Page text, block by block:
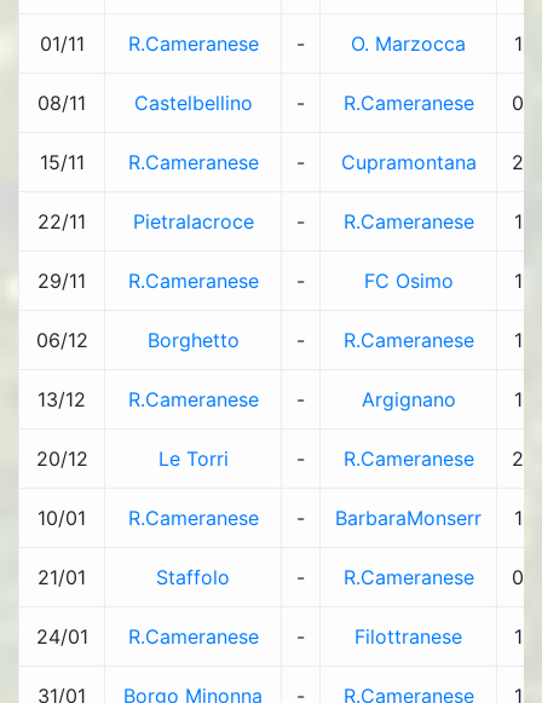
01/11 R.Cameranese - O. Marzocca 1
08/11 Castelbellino - R.Cameranese 0
15/11 R.Cameranese - Cupramontana 2
22/11 Pietralacroce - R.Cameranese 1
29/11 R.Cameranese - FC Osimo 1
06/12 Borghetto - R.Cameranese 1
13/12 R.Cameranese - Argignano 1
20/12 Le Torri - R.Cameranese 2
10/01 R.Cameranese - BarbaraMonserr 1
21/01 Staffolo - R.Cameranese 0
24/01 R.Cameranese - Filottranese 1
31/01 Borgo Minonna - R.Cameranese 1